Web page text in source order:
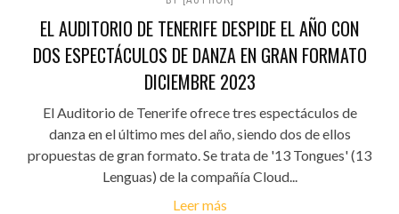
EL AUDITORIO DE TENERIFE DESPIDE EL AÑO CON
DOS ESPECTÁCULOS DE DANZA EN GRAN FORMATO
DICIEMBRE 2023
El Auditorio de Tenerife ofrece tres espectáculos de
danza en el último mes del año, siendo dos de ellos
propuestas de gran formato. Se trata de '13 Tongues' (13
Lenguas) de la compañía Cloud...
Leer más